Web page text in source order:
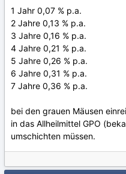
1 Jahr 0,07 % p.a.
2 Jahre 0,13 % p.a.
3 Jahre 0,16 % p.a.
4 Jahre 0,21 % p.a.
5 Jahre 0,26 % p.a.
6 Jahre 0,31 % p.a.
7 Jahre 0,36 % p.a.
bei den grauen Mäusen
in das Allheilmittel GPO
umschichten müssen.